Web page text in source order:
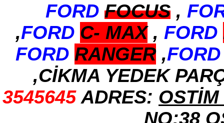
2017-2018 ford ranger arka
tampon
Ürün Kodu : 2017-2018 ford ranger
dirksiyon simidi
2017-2018 ford ranger
dirksiyon simidi
FORD FOCUS,
,FORD C- MAX, FORD
FORD RANGER,FORD
,CİKMA YEDEK
3545645 ADRES:
NO:38